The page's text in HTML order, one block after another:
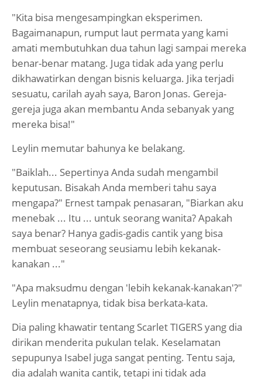
"Kita bisa mengesampingkan eksperimen.
Bagaimanapun, rumput laut permata yang kami
amati membutuhkan dua tahun lagi sampai mereka
benar-benar matang. Juga tidak ada yang perlu
dikhawatirkan dengan bisnis keluarga. Jika terjadi
sesuatu, carilah ayah saya, Baron Jonas. Gereja-
gereja juga akan membantu Anda sebanyak yang
mereka bisa!"
Leylin memutar bahunya ke belakang.
"Baiklah... Sepertinya Anda sudah mengambil
keputusan. Bisakah Anda memberi tahu saya
mengapa?" Ernest tampak penasaran, "Biarkan aku
menebak ... Itu ... untuk seorang wanita? Apakah
saya benar? Hanya gadis-gadis cantik yang bisa
membuat seseorang seusiamu lebih kekanak-
kanakan ..."
"Apa maksudmu dengan 'lebih kekanak-kanakan'?"
Leylin menatapnya, tidak bisa berkata-kata.
Dia paling khawatir tentang Scarlet TIGERS yang dia
dirikan menderita pukulan telak. Keselamatan
sepupunya Isabel juga sangat penting. Tentu saja,
dia adalah wanita cantik, tetapi ini tidak ada